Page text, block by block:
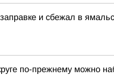
и сбежал в
по-прежнему можно